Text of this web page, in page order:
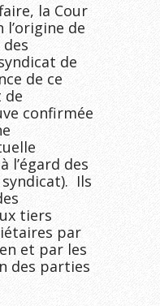
la Cour
l’origine de
de
de ce
de
confirmée
l’égard des
Ils
tiers
par
et par les
des parties